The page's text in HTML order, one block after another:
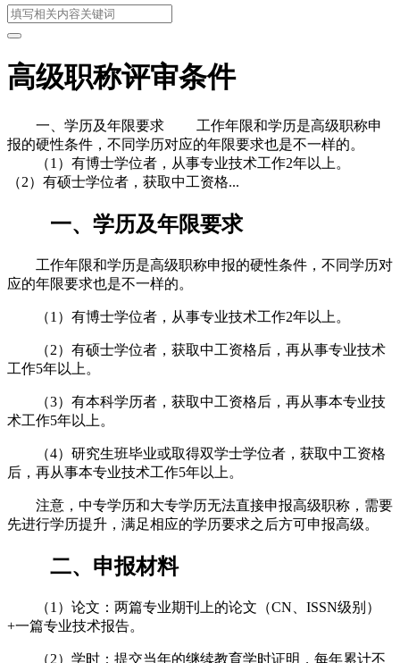
高级职称评审条件
一、学历及年限要求 工作年限和学历是高级职称申
报的硬性条件，不同学历对应的年限要求也是不一样的。
（1）有博士学位者，从事专业技术工作2年以上。
（2）有硕士学位者，获取中工资格...
一、学历及年限要求
工作年限和学历是高级职称申报的硬性条件，不同学历对
应的年限要求也是不一样的。
（1）有博士学位者，从事专业技术工作2年以上。
（2）有硕士学位者，获取中工资格后，再从事专业技术
工作5年以上。
（3）有本科学历者，获取中工资格后，再从事本专业技
术工作5年以上。
（4）研究生班毕业或取得双学士学位者，获取中工资格
后，再从事本专业技术工作5年以上。
注意，中专学历和大专学历无法直接申报高级职称，需要
先进行学历提升，满足相应的学历要求之后方可申报高级。
二、申报材料
（1）论文：两篇专业期刊上的论文（CN、ISSN级别）
+一篇专业技术报告。
（2）学时：提交当年的继续教育学时证明，每年累计不